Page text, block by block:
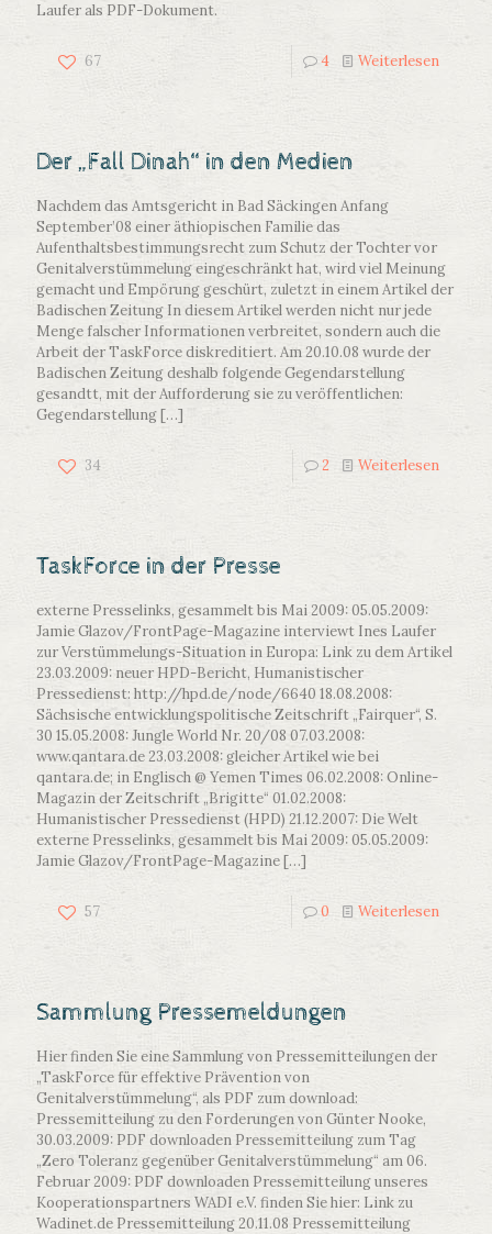
Laufer als PDF-Dokument.
67 4 Weiterlesen
Der „Fall Dinah“ in den Medien
Nachdem das Amtsgericht in Bad Säckingen Anfang
September’08 einer äthiopischen Familie das
Aufenthaltsbestimmungsrecht zum Schutz der Tochter vor
Genitalverstümmelung eingeschränkt hat, wird viel Meinung
gemacht und Empörung geschürt, zuletzt in einem Artikel der
Badischen Zeitung In diesem Artikel werden nicht nur jede
Menge falscher Informationen verbreitet, sondern auch die
Arbeit der TaskForce diskreditiert. Am 20.10.08 wurde der
Badischen Zeitung deshalb folgende Gegendarstellung
gesandtt, mit der Aufforderung sie zu veröffentlichen:
Gegendarstellung[…]
34 2 Weiterlesen
TaskForce in der Presse
externe Presselinks, gesammelt bis Mai 2009: 05.05.2009:
Jamie Glazov/FrontPage-Magazine interviewt Ines Laufer
zur Verstümmelungs-Situation in Europa: Link zu dem Artikel
23.03.2009: neuer HPD-Bericht, Humanistischer
Pressedienst: http://hpd.de/node/6640 18.08.2008:
Sächsische entwicklungspolitische Zeitschrift „Fairquer“, S.
30 15.05.2008: Jungle World Nr. 20/08 07.03.2008:
www.qantara.de 23.03.2008: gleicher Artikel wie bei
qantara.de; in Englisch @ Yemen Times 06.02.2008: Online-
Magazin der Zeitschrift „Brigitte“ 01.02.2008:
Humanistischer Pressedienst (HPD) 21.12.2007: Die Welt
externe Presselinks, gesammelt bis Mai 2009: 05.05.2009:
Jamie Glazov/FrontPage-Magazine[…]
57 0 Weiterlesen
Sammlung Pressemeldungen
Hier finden Sie eine Sammlung von Pressemitteilungen der
„TaskForce für effektive Prävention von
Genitalverstümmelung“, als PDF zum download:
Pressemitteilung zu den Forderungen von Günter Nooke,
30.03.2009: PDF downloaden Pressemitteilung zum Tag
„Zero Toleranz gegenüber Genitalverstümmelung“ am 06.
Februar 2009: PDF downloaden Pressemitteilung unseres
Kooperationspartners WADI e.V. finden Sie hier: Link zu
Wadinet.de Pressemitteilung 20.11.08 Pressemitteilung